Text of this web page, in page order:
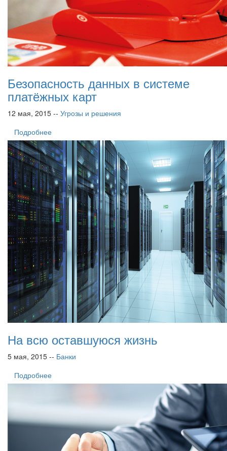
Безопасность данных в системе
платёжных карт
12 мая, 2015 -- Угрозы и решения
Подробнее
На всю оставшуюся жизнь
5 мая, 2015 -- Банки
Подробнее